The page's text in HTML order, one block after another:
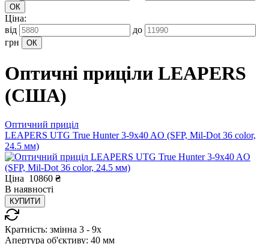
Ціна:
від
до
грн
Оптичні приціли LEAPERS
(США)
Оптичний приціл
LEAPERS UTG True Hunter 3-9x40 AO (SFP, Mil-Dot 36 color,
24.5 мм)
Ціна 10860 ₴
В наявності
КУПИТИ
Кратність: змінна 3 - 9x
Апертура об'єктиву: 40 мм